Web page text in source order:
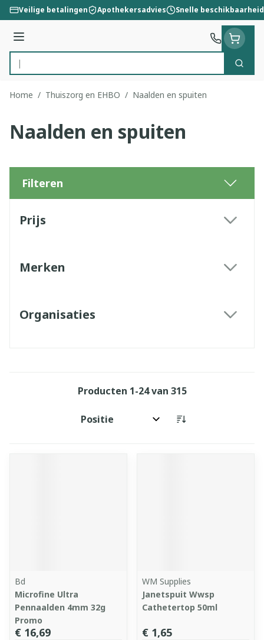
Ga naar de inhoud
Veilige betalingen Apothekersadvies Snelle beschikbaarheid
Menu
Product, merk, categorie...
Zoek
Home / Thuiszorg en EHBO / Naalden en spuiten
Naalden en spuiten
Filteren
Prijs
Merken
Organisaties
Producten 1-24van 315
Sorteer op:
Bd
Microfine Ultra
Pennaalden 4mm 32g
Promo
€ 16,69
WM Supplies
Janetspuit Wwsp
Cathetertop 50ml
€ 1,65